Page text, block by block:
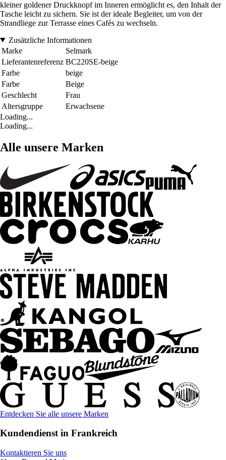
kleiner goldener Druckknopf im Inneren ermöglicht es, den Inhalt der
Tasche leicht zu sichern. Sie ist der ideale Begleiter, um von der
Strandliege zur Terrasse eines Cafés zu wechseln.
Zusätzliche Informationen
Marke
Selmark
Lieferantenreferenz BC220SE-beige
Farbe
beige
Farbe
Beige
Geschlecht
Frau
Altersgruppe
Erwachsene
Loading...
Loading...
Alle unsere Marken
Entdecken Sie alle unsere Marken
Kundendienst in Frankreich
Kontaktieren Sie uns